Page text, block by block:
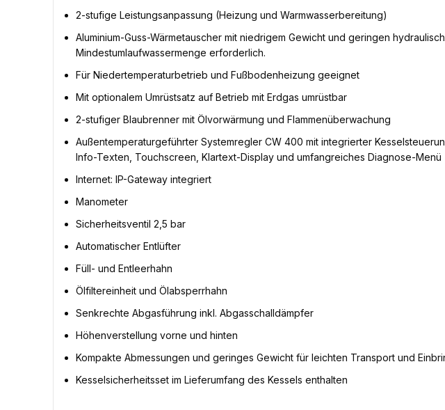
2-stufige Leistungsanpassung (Heizung und Warmwasserbereitung)
Aluminium-Guss-Wärmetauscher mit niedrigem Gewicht und geringen
Mindestumlaufwassermenge erforderlich.
Für Niedertemperaturbetrieb und Fußbodenheizung geeignet
Mit optionalem Umrüstsatz auf Betrieb mit Erdgas umrüstbar
2-stufiger Blaubrenner mit Ölvorwärmung und Flammenüberwachung
Außentemperaturgeführter Systemregler CW 400 mit integrierter
Info-Texten, Touchscreen, Klartext-Display und umfangreiches Diagnose-Menü
Internet: IP-Gateway integriert
Manometer
Sicherheitsventil 2,5 bar
Automatischer Entlüfter
Füll- und Entleerhahn
Ölfiltereinheit und Ölabsperrhahn
Senkrechte Abgasführung inkl. Abgasschalldämpfer
Höhenverstellung vorne und hinten
Kompakte Abmessungen und geringes Gewicht für leichten Transport und
Kesselsicherheitsset im Lieferumfang des Kessels enthalten